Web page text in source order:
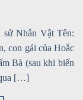
Nhân Vật Tên:
con gái của Hoắc
Bà (sau khi biến
[…]